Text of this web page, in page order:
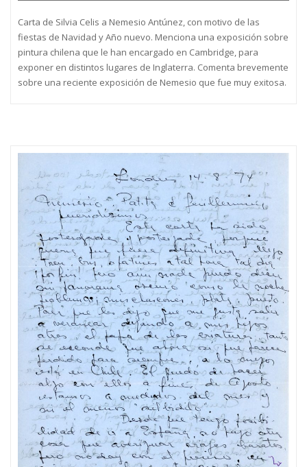
Carta de Silvia Celis a Nemesio Antúnez, con motivo de las
fiestas de Navidad y Año nuevo. Menciona una exposición sobre
pintura chilena que le han encargado en Cambridge, para
exponer en distintos lugares de Inglaterra. Comenta brevemente
sobre una reciente exposición de Nemesio que fue muy exitosa.